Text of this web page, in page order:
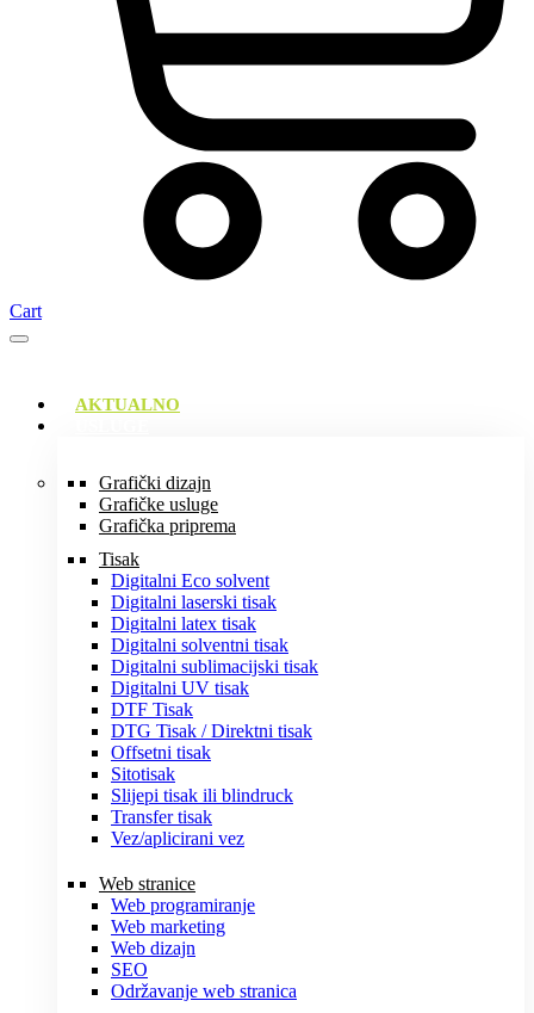
Cart
AKTUALNO
Grafički dizajn
Grafičke usluge
Grafička priprema
Tisak
Digitalni Eco solvent
Digitalni laserski tisak
Digitalni latex tisak
Digitalni solventni tisak
Digitalni sublimacijski tisak
Digitalni UV tisak
DTF Tisak
DTG Tisak / Direktni tisak
Offsetni tisak
Sitotisak
Slijepi tisak ili blindruck
Transfer tisak
Vez/aplicirani vez
Web stranice
Web programiranje
Web marketing
Web dizajn
SEO
Održavanje web stranica